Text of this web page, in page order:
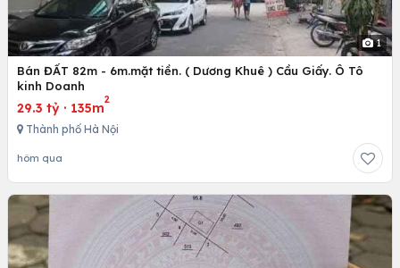
1
Bán ĐẤT 82m - 6m.mặt tiền. ( Dương Khuê ) Cầu Giấy. Ô Tô
kinh Doanh
29.3 tỷ · 135m
2
Thành phố Hà Nội
hôm qua